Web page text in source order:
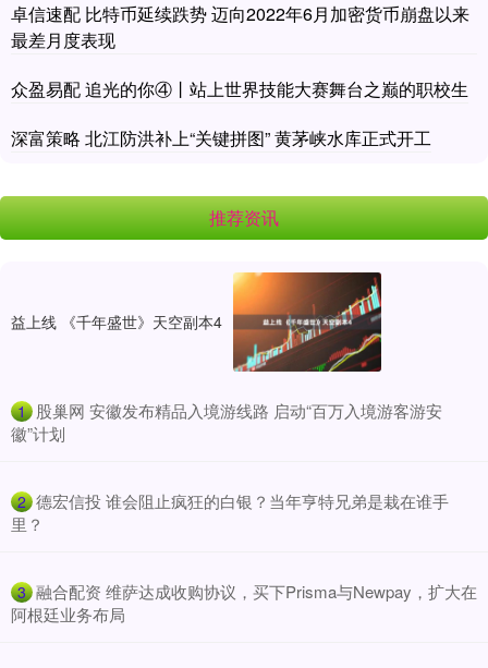
卓信速配 比特币延续跌势 迈向2022年6月加密货币崩盘以来
最差月度表现
众盈易配 追光的你④丨站上世界技能大赛舞台之巅的职校生
深富策略 北江防洪补上“关键拼图” 黄茅峡水库正式开工
推荐资讯
益上线 《千年盛世》天空副本4
1 ​股巢网 安徽发布精品入境游线路 启动“百万入境游客游安
徽”计划
2 ​德宏信投 谁会阻止疯狂的白银？当年亨特兄弟是栽在谁手
里？
3 ​融合配资 维萨达成收购协议，买下Prisma与Newpay，扩大在
阿根廷业务布局